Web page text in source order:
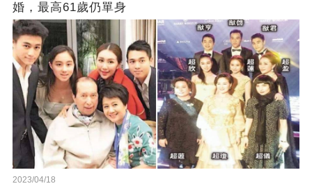
婚，最高61歲仍單身
2023/04/18